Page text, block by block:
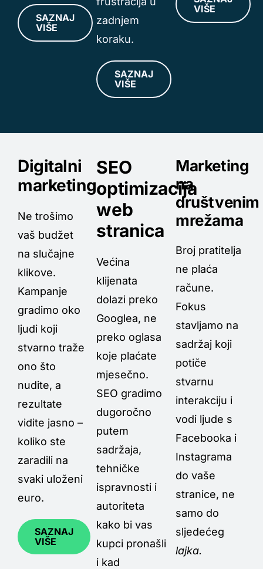
SAZNAJ
VIŠE
zadnjem
koraku.
SAZNAJ
VIŠE
VIŠE
Digitalni
marketing
Ne trošimo
vaš budžet
na slučajne
klikove.
Kampanje
gradimo oko
ljudi koji
stvarno traže
ono što
nudite, a
rezultate
vidite jasno –
koliko ste
zaradili na
svaki uloženi
euro.
SAZNAJ
VIŠE
SEO
optimizacija
web
stranica
Većina
klijenata
dolazi preko
Googlea, ne
preko oglasa
koje plaćate
mjesečno.
SEO gradimo
dugoročno
putem
sadržaja,
tehničke
ispravnosti i
autoriteta
kako bi vas
kupci pronašli
i kad
Marketing
na
društvenim
mrežama
Broj pratitelja
ne plaća
račune.
Fokus
stavljamo na
sadržaj koji
potiče
stvarnu
interakciju i
vodi ljude s
Facebooka i
Instagrama
do vaše
stranice, ne
samo do
sljedećeg
lajka.